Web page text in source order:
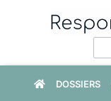
DOSSIERS